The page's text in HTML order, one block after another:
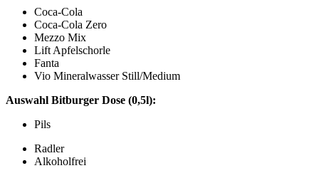
Coca-Cola
Coca-Cola Zero
Mezzo Mix
Lift Apfelschorle
Fanta
Vio Mineralwasser Still/Medium
Auswahl Bitburger Dose (0,5l):
Pils
Radler
Alkoholfrei